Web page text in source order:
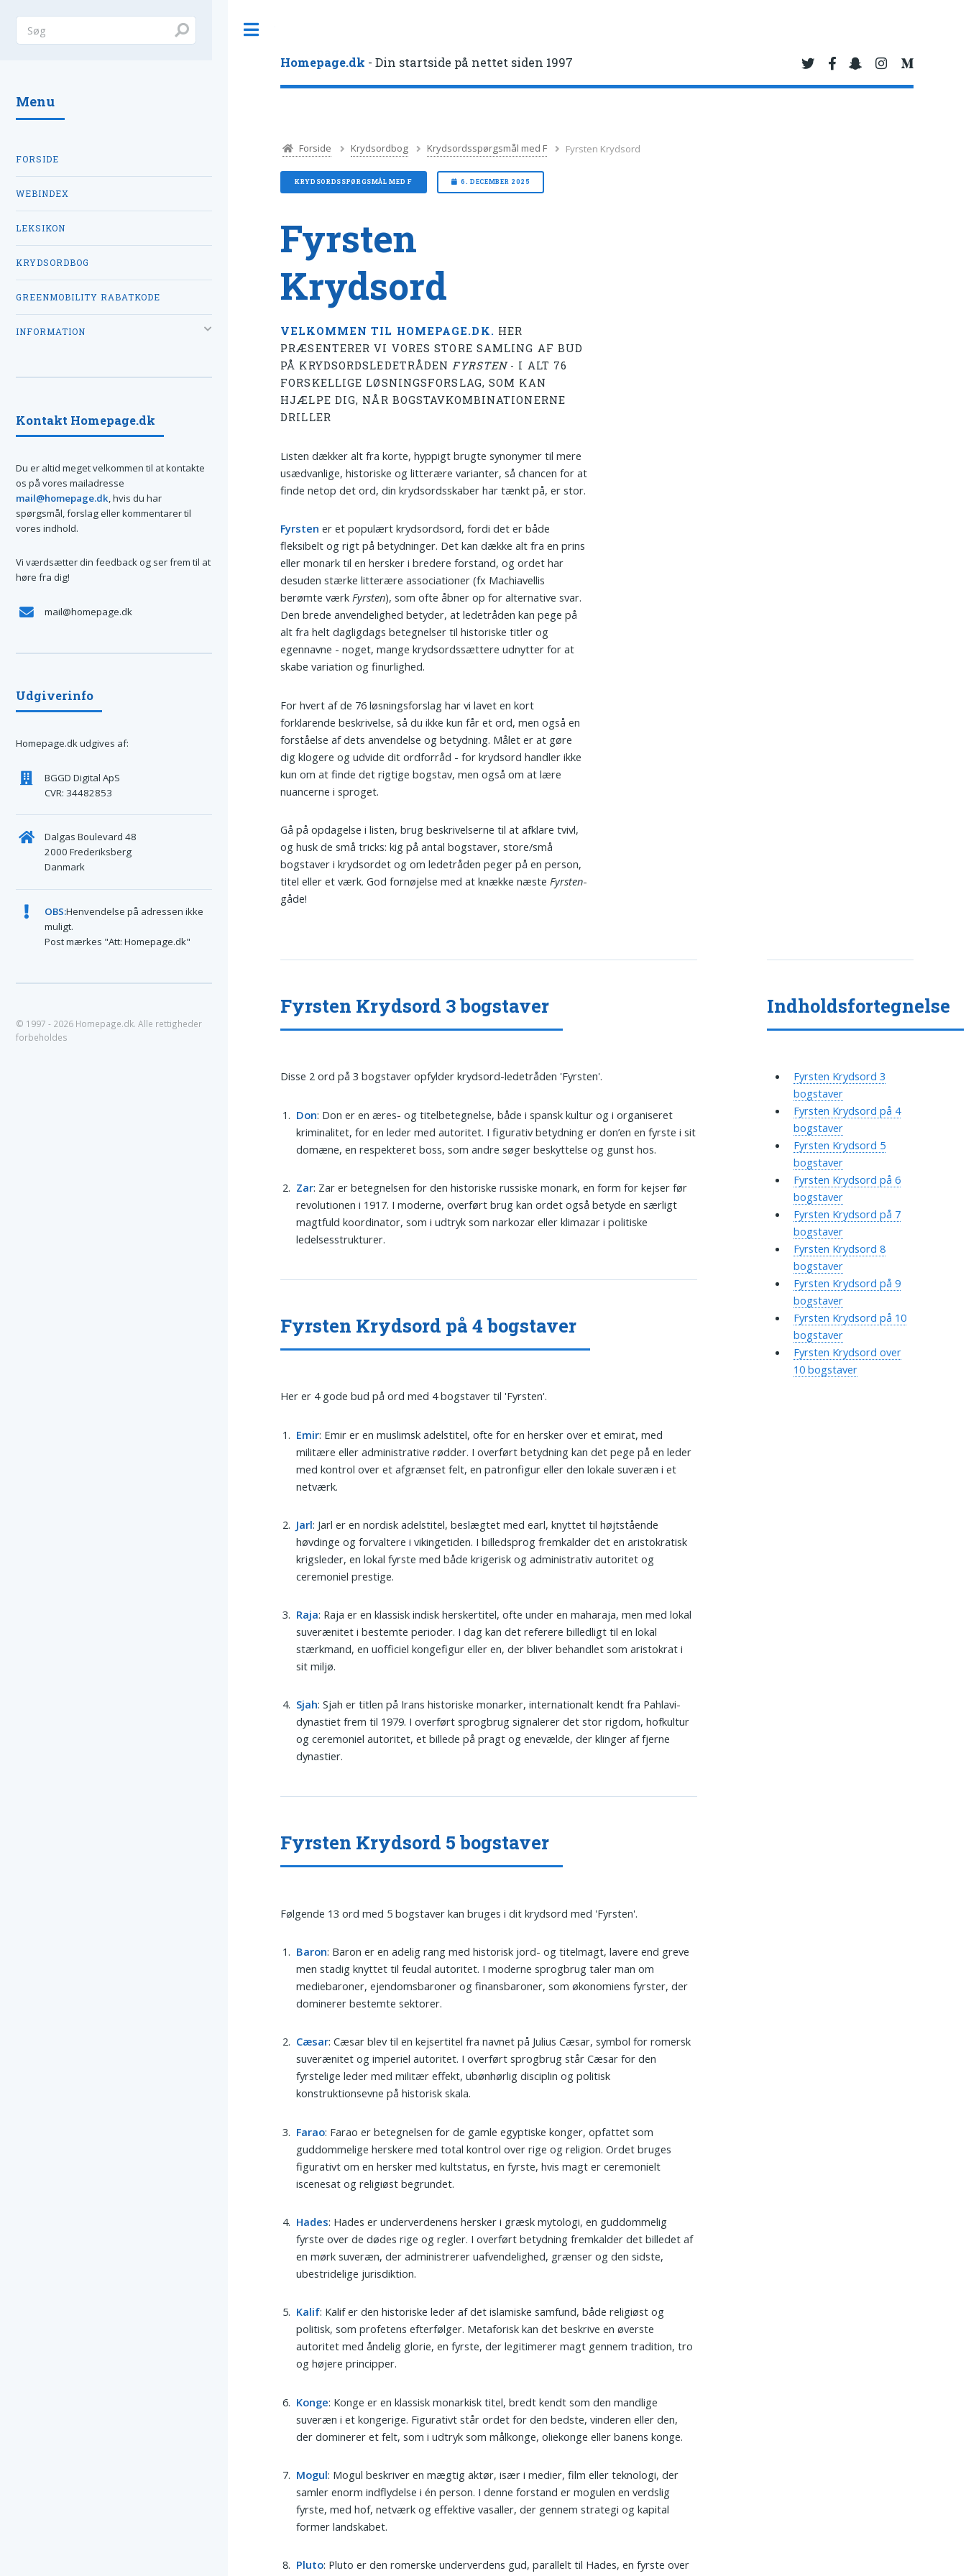
Homepage.dk - Din startside på nettet siden 1997
Forside Krydsordbog Krydsordsspørgsmål med F Fyrsten Krydsord
KRYDSORDSSPØRGSMÅL MED F 6. DECEMBER 2025
Fyrsten
Krydsord
VELKOMMEN TIL HOMEPAGE.DK. HER
PRÆSENTERER VI VORES STORE SAMLING AF BUD
PÅ KRYDSORDSLEDETRÅDEN FYRSTEN- I ALT 76
FORSKELLIGE LØSNINGSFORSLAG, SOM KAN
HJÆLPE DIG, NÅR BOGSTAVKOMBINATIONERNE
DRILLER
Listen dækker alt fra korte, hyppigt brugte synonymer til mere
usædvanlige, historiske og litterære varianter, så chancen for at
finde netop det ord, din krydsordsskaber har tænkt på, er stor.
Fyrsten er et populært krydsordsord, fordi det er både
fleksibelt og rigt på betydninger. Det kan dække alt fra en prins
eller monark til en hersker i bredere forstand, og ordet har
desuden stærke litterære associationer (fx Machiavellis
berømte værkFyrsten), som ofte åbner op for alternative svar.
Den brede anvendelighed betyder, at ledetråden kan pege på
alt fra helt dagligdags betegnelser til historiske titler og
egennavne - noget, mange krydsordssættere udnytter for at
skabe variation og finurlighed.
For hvert af de 76 løsningsforslag har vi lavet en kort
forklarende beskrivelse, så du ikke kun får et ord, men også en
forståelse af dets anvendelse og betydning. Målet er at gøre
dig klogere og udvide dit ordforråd - for krydsord handler ikke
kun om at finde det rigtige bogstav, men også om at lære
nuancerne i sproget.
Gå på opdagelse i listen, brug beskrivelserne til at afklare tvivl,
og husk de små tricks: kig på antal bogstaver, store/små
bogstaver i krydsordet og om ledetråden peger på en person,
titel eller et værk. God fornøjelse med at knække næste Fyrsten-
gåde!
Fyrsten Krydsord 3 bogstaver
Disse 2 ord på 3 bogstaver opfylder krydsord-ledetråden 'Fyrsten'.
Don: Don er en æres- og titelbetegnelse, både i spansk kultur og i organiseret
kriminalitet, for en leder med autoritet. I figurativ betydning er don’en en fyrste i sit
domæne, en respekteret boss, som andre søger beskyttelse og gunst hos.
Zar: Zar er betegnelsen for den historiske russiske monark, en form for kejser før
revolutionen i 1917. I moderne, overført brug kan ordet også betyde en særligt
magtfuld koordinator, som i udtryk som narkozar eller klimazar i politiske
ledelsesstrukturer.
Fyrsten Krydsord på 4 bogstaver
Her er 4 gode bud på ord med 4 bogstaver til 'Fyrsten'.
Emir: Emir er en muslimsk adelstitel, ofte for en hersker over et emirat, med
militære eller administrative rødder. I overført betydning kan det pege på en leder
med kontrol over et afgrænset felt, en patronfigur eller den lokale suveræn i et
netværk.
Jarl: Jarl er en nordisk adelstitel, beslægtet med earl, knyttet til højtstående
høvdinge og forvaltere i vikingetiden. I billedsprog fremkalder det en aristokratisk
krigsleder, en lokal fyrste med både krigerisk og administrativ autoritet og
ceremoniel prestige.
Raja: Raja er en klassisk indisk herskertitel, ofte under en maharaja, men med lokal
suverænitet i bestemte perioder. I dag kan det referere billedligt til en lokal
stærkmand, en uofficiel kongefigur eller en, der bliver behandlet som aristokrat i
sit miljø.
Sjah: Sjah er titlen på Irans historiske monarker, internationalt kendt fra Pahlavi-
dynastiet frem til 1979. I overført sprogbrug signalerer det stor rigdom, hofkultur
og ceremoniel autoritet, et billede på pragt og enevælde, der klinger af fjerne
dynastier.
Fyrsten Krydsord 5 bogstaver
Følgende 13 ord med 5 bogstaver kan bruges i dit krydsord med 'Fyrsten'.
Baron: Baron er en adelig rang med historisk jord- og titelmagt, lavere end greve
men stadig knyttet til feudal autoritet. I moderne sprogbrug taler man om
mediebaroner, ejendomsbaroner og finansbaroner, som økonomiens fyrster, der
dominerer bestemte sektorer.
Cæsar: Cæsar blev til en kejsertitel fra navnet på Julius Cæsar, symbol for romersk
suverænitet og imperiel autoritet. I overført sprogbrug står Cæsar for den
fyrstelige leder med militær effekt, ubønhørlig disciplin og politisk
konstruktionsevne på historisk skala.
Farao: Farao er betegnelsen for de gamle egyptiske konger, opfattet som
guddommelige herskere med total kontrol over rige og religion. Ordet bruges
figurativt om en hersker med kultstatus, en fyrste, hvis magt er ceremonielt
iscenesat og religiøst begrundet.
Hades: Hades er underverdenens hersker i græsk mytologi, en guddommelig
fyrste over de dødes rige og regler. I overført betydning fremkalder det billedet af
en mørk suveræn, der administrerer uafvendelighed, grænser og den sidste,
ubestridelige jurisdiktion.
Kalif: Kalif er den historiske leder af det islamiske samfund, både religiøst og
politisk, som profetens efterfølger. Metaforisk kan det beskrive en øverste
autoritet med åndelig glorie, en fyrste, der legitimerer magt gennem tradition, tro
og højere principper.
Konge: Konge er en klassisk monarkisk titel, bredt kendt som den mandlige
suveræn i et kongerige. Figurativt står ordet for den bedste, vinderen eller den,
der dominerer et felt, som i udtryk som målkonge, oliekonge eller banens konge.
Mogul: Mogul beskriver en mægtig aktør, især i medier, film eller teknologi, der
samler enorm indflydelse i én person. I denne forstand er mogulen en verdslig
fyrste, med hof, netværk og effektive vasaller, der gennem strategi og kapital
former landskabet.
Pluto: Pluto er den romerske underverdens gud, parallelt til Hades, en fyrste over
Indholdsfortegnelse
Fyrsten Krydsord 3
bogstaver
Fyrsten Krydsord på 4
bogstaver
Fyrsten Krydsord 5
bogstaver
Fyrsten Krydsord på 6
bogstaver
Fyrsten Krydsord på 7
bogstaver
Fyrsten Krydsord 8
bogstaver
Fyrsten Krydsord på 9
bogstaver
Fyrsten Krydsord på 10
bogstaver
Fyrsten Krydsord over
10 bogstaver
Menu
FORSIDE
WEBINDEX
LEKSIKON
KRYDSORDBOG
GREENMOBILITY RABATKODE
INFORMATION
Kontakt Homepage.dk
Du er altid meget velkommen til at kontakte
os på vores mailadresse
mail@homepage.dk, hvis du har
spørgsmål, forslag eller kommentarer til
vores indhold.
Vi værdsætter din feedback og ser frem til at
høre fra dig!
mail@homepage.dk
Udgiverinfo
Homepage.dk udgives af:
BGGD Digital ApS
CVR: 34482853
Dalgas Boulevard 48
2000 Frederiksberg
Danmark
OBS:Henvendelse på adressen ikke
muligt.
Post mærkes "Att: Homepage.dk"
© 1997 - 2026 Homepage.dk. Alle rettigheder
forbeholdes